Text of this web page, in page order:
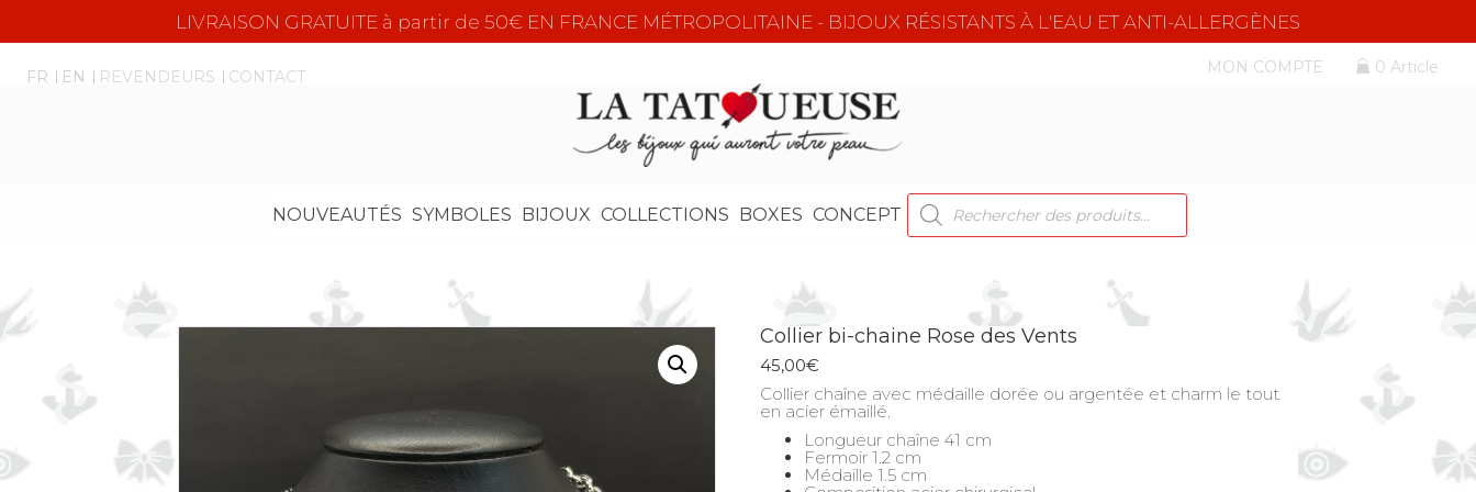
LIVRAISON GRATUITE à partir de 50€ EN FRANCE MÉTROPOLITAINE - BIJOUX RÉSISTANTS À L'EAU ET ANTI-ALLERGÈNES
FR EN REVENDEURS CONTACT
MON COMPTE 0 Article
NOUVEAUTÉS SYMBOLES BIJOUX COLLECTIONS BOXES CONCEPT
RECHERCHE
DE
PRODUITS
Collier bi-chaine Rose des Vents
45,00€
Collier chaîne avec médaille dorée ou argentée et charm le tout
en acier émaillé.
Longueur chaîne 41 cm
Fermoir 1.2 cm
Médaille 1.5 cm